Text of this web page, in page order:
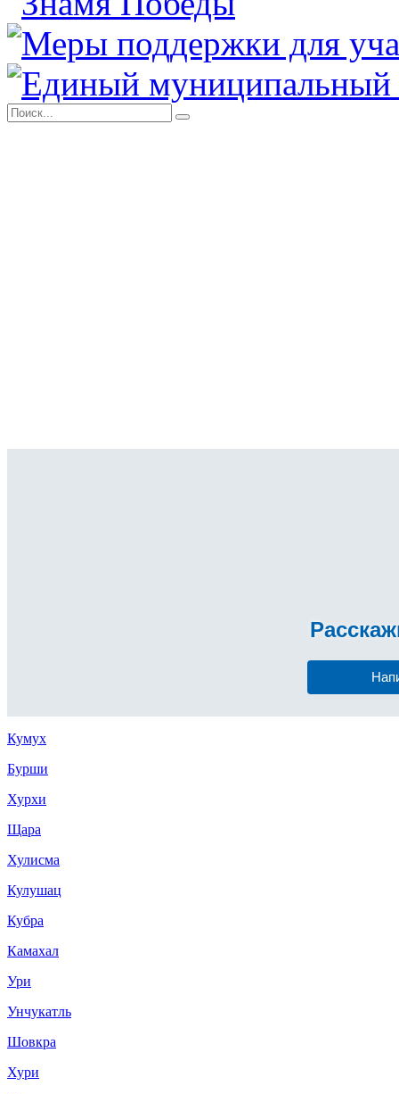
Кумух
Бурши
Хурхи
Щара
Хулисма
Кулушац
Кубра
Камахал
Ури
Унчукатль
Шовкра
Хури